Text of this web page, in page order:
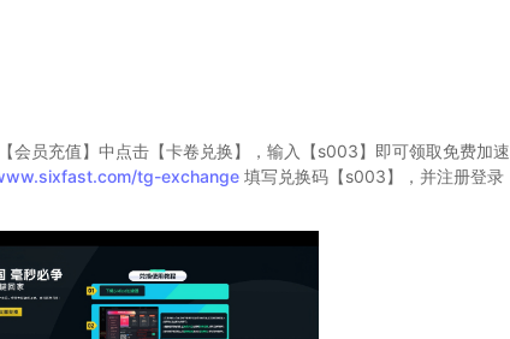
会员充值】中点击【卡卷兑换】，输入【s003】即可领取免费加速
tg-exchange 填写兑换码【s003】，并注册登录